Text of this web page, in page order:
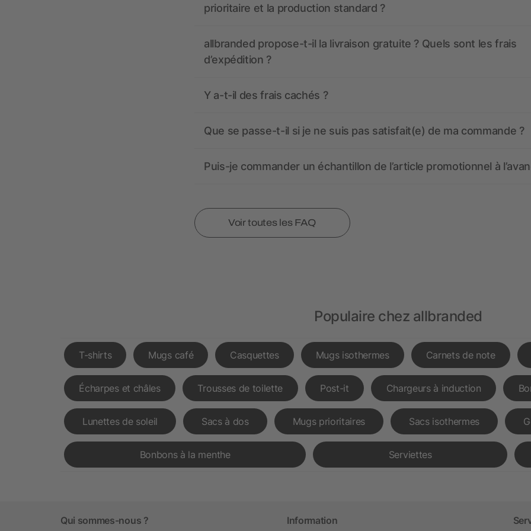
prioritaire et la production standard ?
allbranded propose-t-il la livraison gratuite ? Quels sont les frais
d’expédition ?
Y a-t-il des frais cachés ?
Que se passe-t-il si je ne suis pas satisfait(e) de ma commande ?
Puis-je commander un échantillon de l’article promotionnel à
Voir toutes les FAQ
Populaire chez allbranded
T-shirts Mugs café Casquettes Mugs isothermes Carnets de note
Écharpes et châles Trousses de toilette Post-it Chargeurs à induction
Lunettes de soleil Sacs à dos Mugs prioritaires Sacs isothermes
Bonbons à la menthe Serviettes
Qui sommes-nous ? Information